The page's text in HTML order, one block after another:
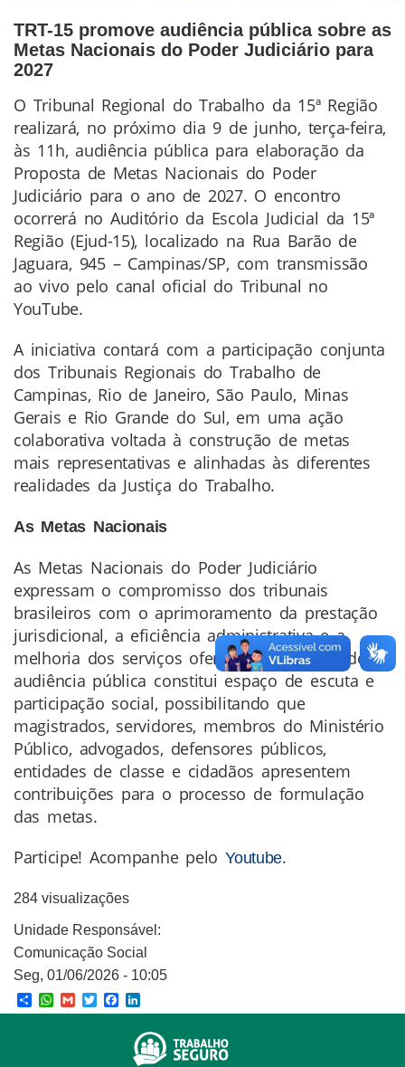
TRT-15 promove audiência pública sobre as
Metas Nacionais do Poder Judiciário para
2027
Conteúdo
da
Notícia
O Tribunal Regional do Trabalho da 15ª Região
realizará, no próximo dia 9 de junho, terça-feira,
às 11h, audiência pública para elaboração da
Proposta de Metas Nacionais do Poder
Judiciário para o ano de 2027. O encontro
ocorrerá no Auditório da Escola Judicial da 15ª
Região (Ejud-15), localizado na Rua Barão de
Jaguara, 945 – Campinas/SP, com transmissão
ao vivo pelo canal oficial do Tribunal no
YouTube.
A iniciativa contará com a participação conjunta
dos Tribunais Regionais do Trabalho de
Campinas, Rio de Janeiro, São Paulo, Minas
Gerais e Rio Grande do Sul, em uma ação
colaborativa voltada à construção de metas
mais representativas e alinhadas às diferentes
realidades da Justiça do Trabalho.
As Metas Nacionais
As Metas Nacionais do Poder Judiciário
expressam o compromisso dos tribunais
brasileiros com o aprimoramento da prestação
jurisdicional, a eficiência administrativa e a
melhoria dos serviços oferecidos à sociedade. A
audiência pública constitui espaço de escuta e
participação social, possibilitando que
magistrados, servidores, membros do Ministério
Público, advogados, defensores públicos,
entidades de classe e cidadãos apresentem
contribuições para o processo de formulação
das metas.
Participe! Acompanhe peloYoutube.
284 visualizações
Unidade Responsável:
Comunicação Social
Seg, 01/06/2026 - 10:05
ShareWhatsApp
GmailTwitterFacebook